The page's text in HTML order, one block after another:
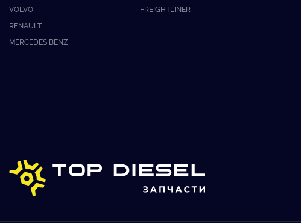
VOLVO
RENAULT
MERCEDES BENZ
FREIGHTLINER